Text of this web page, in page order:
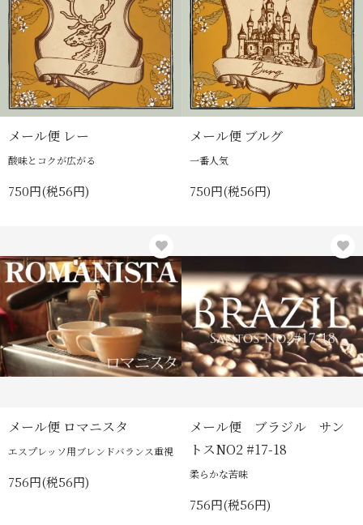
メール便 レー
酸味とコクが広がる
750円(税56円)
メール便 ブルグ
一番人気
750円(税56円)
メール便 ロマニスタ
エスプレッソ用ブレンドバランス重視
756円(税56円)
メール便 ブラジル サン
トスNO2 #17-18
柔らかな苦味
756円(税56円)